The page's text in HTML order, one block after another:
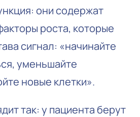
они содержат
роста, которые
сигнал: «начинайте
уменьшайте
новые клетки».
так: у пациента берут